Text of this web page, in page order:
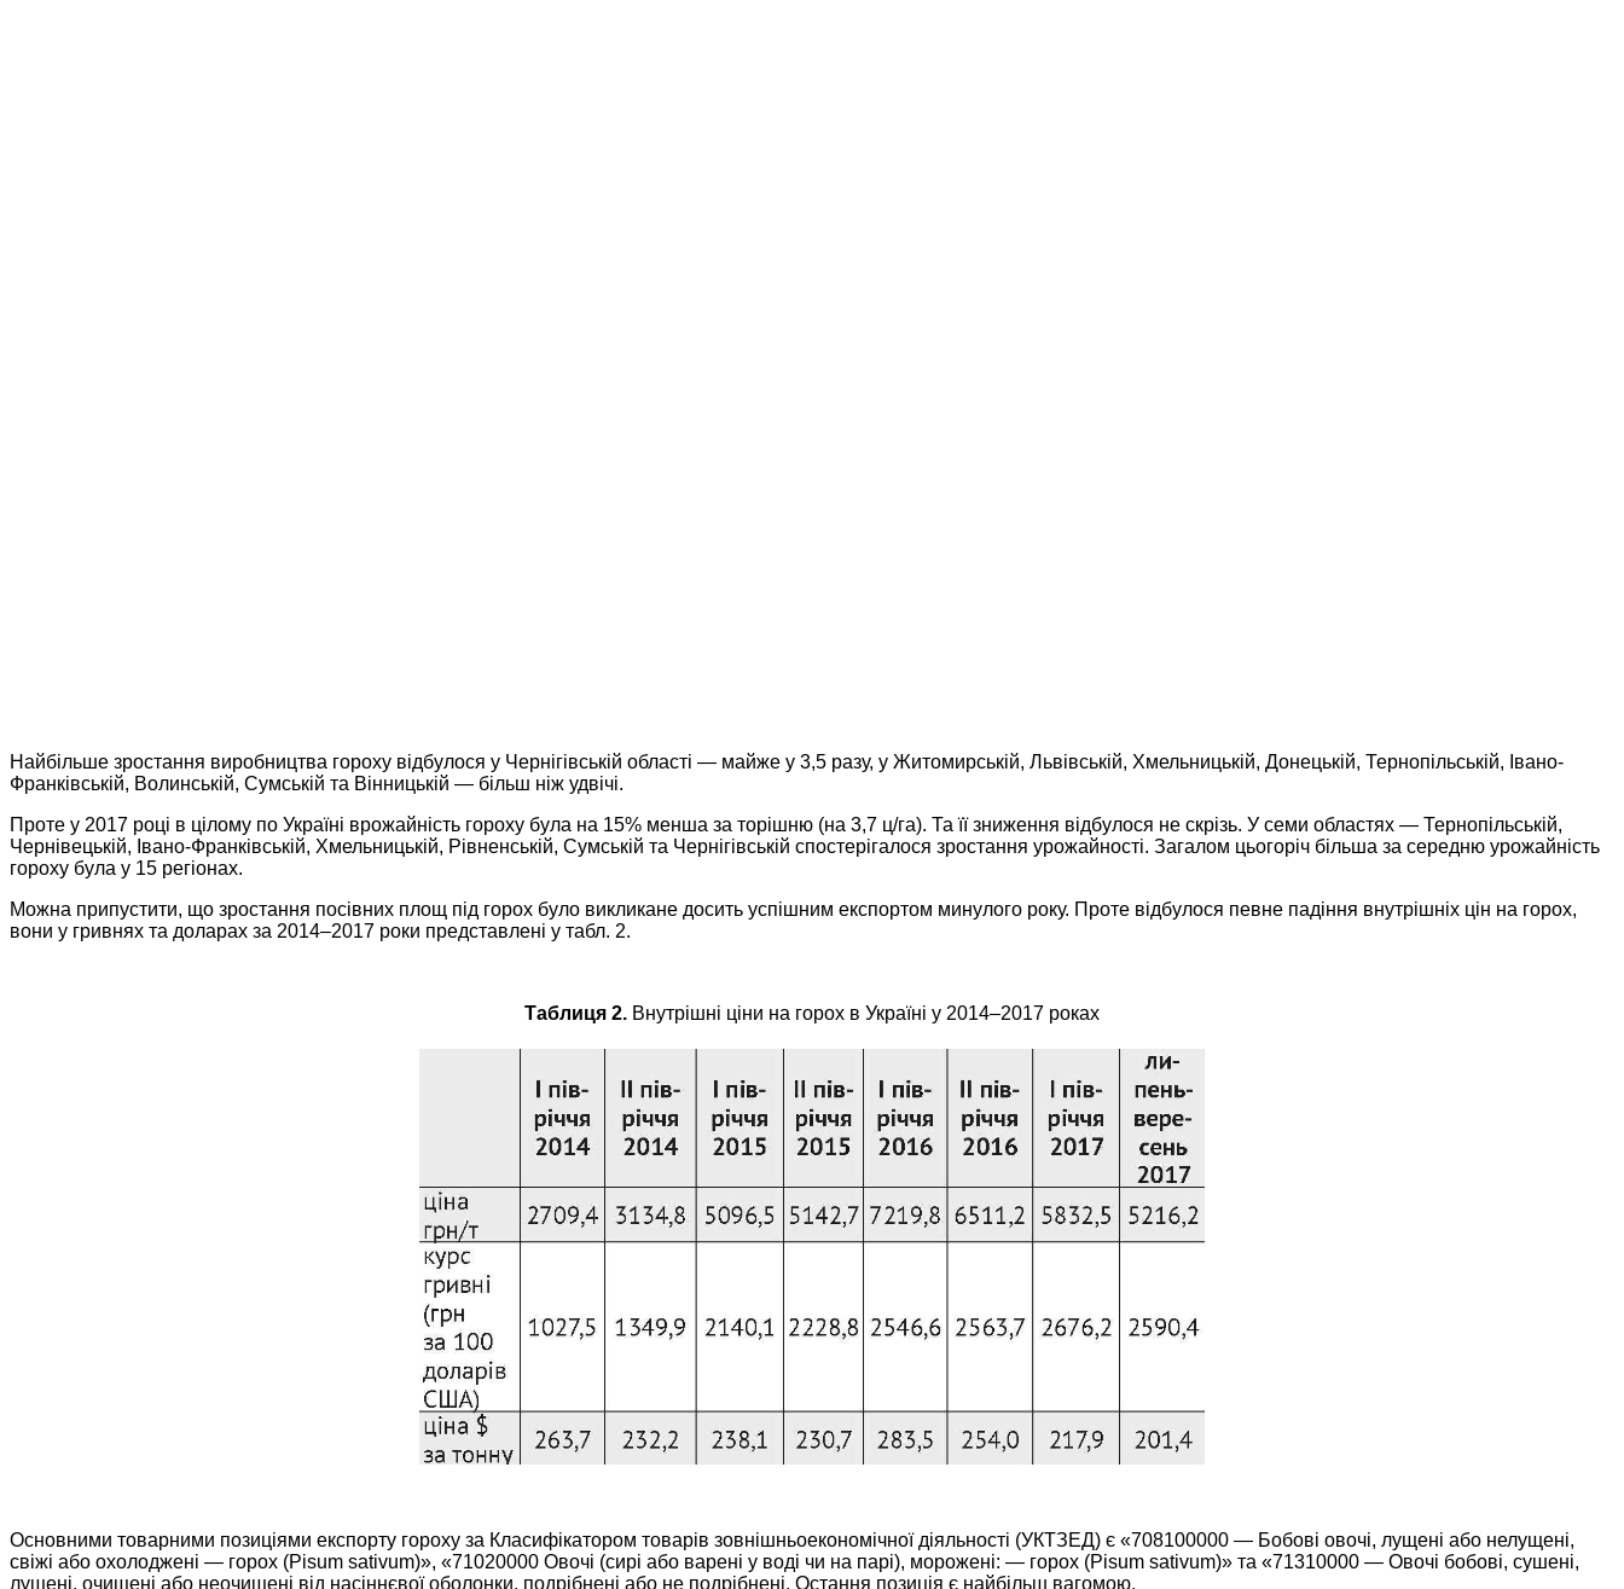
Найбільше зростання виробництва гороху відбулося у Чернігівській області — майже у 3,5 разу, у Житомирській, Львівській, Хмельницькій, Донецькій, Тернопільській, Івано-
Франківській, Волинській, Сумській та Вінницькій — більш ніж удвічі.
Проте у 2017 році в цілому по Україні врожайність гороху була на 15% менша за торішню (на 3,7 ц/га). Та її зниження відбулося не скрізь. У семи областях — Тернопільській,
Чернівецькій, Івано-Франківській, Хмельницькій, Рівненській, Сумській та Чернігівській спостерігалося зростання урожайності. Загалом цьогоріч більша за середню урожайність
гороху була у 15 регіонах.
Можна припустити, що зростання посівних площ під горох було викликане досить успішним експортом минулого року. Проте відбулося певне падіння внутрішніх цін на горох,
вони у гривнях та доларах за 2014–2017 роки представлені у табл. 2.
Таблиця 2. Внутрішні ціни на горох в Україні у 2014–2017 роках
Основними товарними позиціями експорту гороху за Класифікатором товарів зовнішньоекономічної діяльності (УКТЗЕД) є «708100000 — Бобові овочі, лущені або нелущені,
свіжі або охолоджені — горох (Pisum sativum)», «71020000 Овочі (сирі або варені у воді чи на парі), морожені: — горох (Pisum sativum)» та «71310000 — Овочі бобові, сушені,
лущені, очищені або неочищені від насіннєвої оболонки, подрібнені або не подрібнені. Остання позиція є найбільш вагомою.